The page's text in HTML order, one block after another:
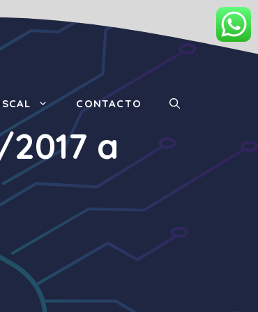
CONTACTO
a